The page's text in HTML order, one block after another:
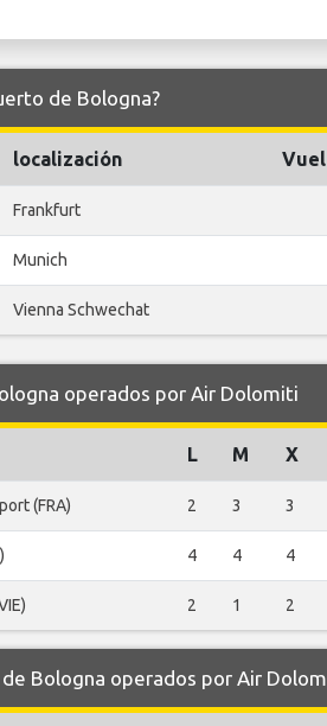
de Bologna?
localización
Frankfurt
Munich
Vienna Schwechat
operados por Air Dolomiti
L M X
(FRA) 2 3 3
4 4 4
2 1 2
Bologna operados por Air